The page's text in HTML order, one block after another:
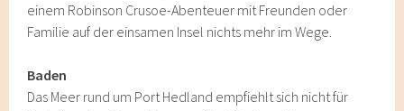
einem Robinson Crusoe-Abenteuer mit Freunden oder
Familie auf der einsamen Insel nichts mehr im Wege.
Baden
Das Meer rund um Port Hedland empfiehlt sich nicht für